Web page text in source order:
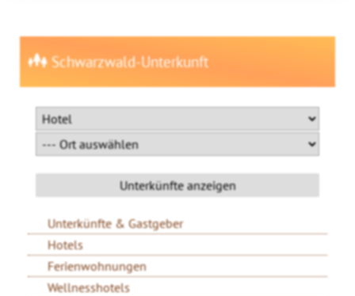
Schwarzwald-Unterkunft
Unterkünfte & Gastgeber
Hotels
Ferienwohnungen
Wellnesshotels